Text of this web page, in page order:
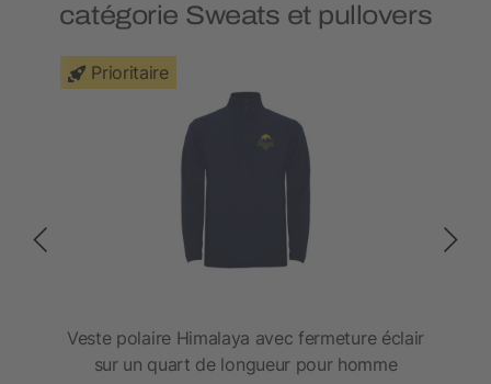
catégorie Sweats et pullovers
Prioritaire
Veste polaire Himalaya avec fermeture éclair
sur un quart de longueur pour homme